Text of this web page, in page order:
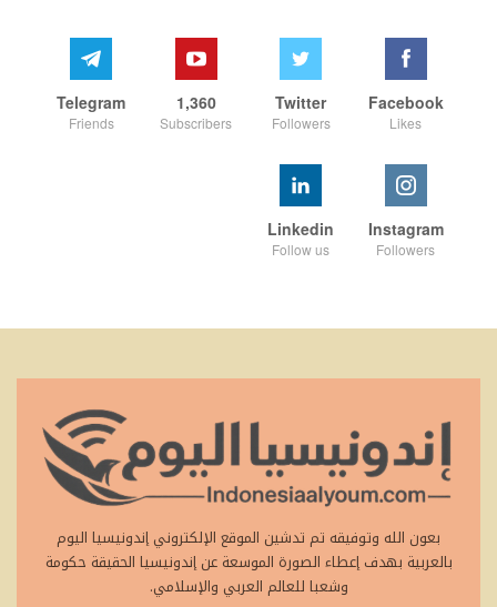
Facebook
Likes
Twitter
Followers
1,360
Subscribers
Telegram
Friends
Instagram
Followers
Linkedin
Follow us
بعون الله وتوفيقه تم تدشين الموقع الإلكتروني إندونيسيا اليوم
بالعربية بهدف إعطاء الصورة الموسعة عن إندونيسيا الحقيقة حكومة
وشعبا للعالم العربي والإسلامي.